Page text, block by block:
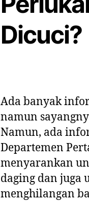
Dicuci?
Ada banyak
namun
Namun, ada
Departemen
menyarankan
daging dan juga
menghilangan